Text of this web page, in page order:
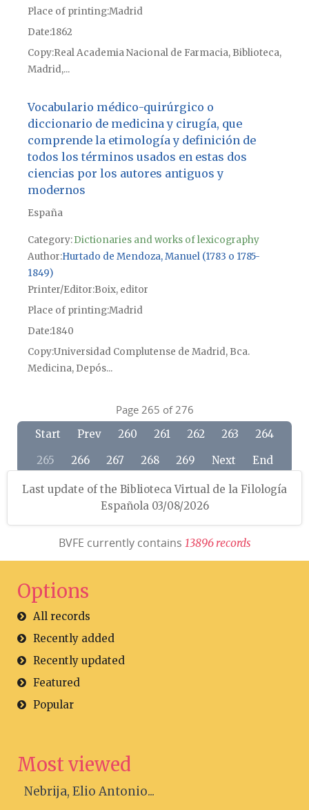
Place of printingMadrid
Date1862
CopyReal Academia Nacional de Farmacia, Biblioteca,
Madrid,...
Vocabulario médico-quirúrgico o
diccionario de medicina y cirugía, que
comprende la etimología y definición de
todos los términos usados en estas dos
ciencias por los autores antiguos y
modernos
España
Category:Dictionaries and works of lexicography
Author Hurtado de Mendoza, Manuel (1783 o 1785-
1849)
Printer/Editor Boix, editor
Place of printingMadrid
Date1840
CopyUniversidad Complutense de Madrid, Bca.
Medicina, Depós...
Page 265 of 276
Start Prev 260 261 262 263
264
265
266 267 268 269 Next End
Last update of the Biblioteca Virtual de la Filología
Española 03/08/2026
BVFE currently contains 13896 records
Options
All records
Recently added
Recently updated
Featured
Popular
Most viewed
Nebrija, Elio Antonio...